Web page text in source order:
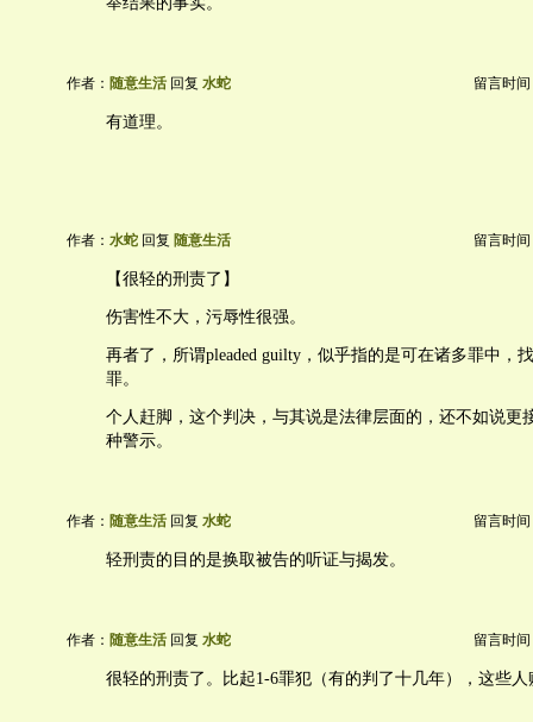
作者： 随意生活 回复 水蛇 留言时间
有道理。
作者： 水蛇 回复 随意生活 留言时间
【很轻的刑责了】
伤害性不大，污辱性很强。
再者了，所谓pleaded guilty，似乎指的是可在诸多罪中，
罪。
个人赶脚，这个判决，与其说是法律层面的，还不如说
种警示。
作者： 随意生活 回复 水蛇 留言时间
轻刑责的目的是换取被告的听证与揭发。
作者： 随意生活 回复 水蛇 留言时间
很轻的刑责了。比起1-6罪犯（有的判了十几年），这些人